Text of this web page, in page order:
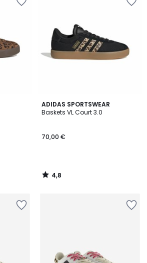
ADIDAS SPORTSWEAR
Baskets VL Court 3.0
70,00 €
4,8
/ 5
4,8
/